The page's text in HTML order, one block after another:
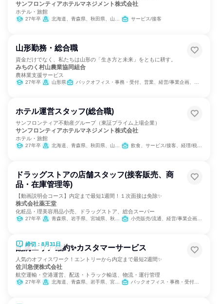
サンフロンティアホテルマネジメント株式会社
ホテル・旅館
27年卒 北海道、青森県、秋田県、山形県、茨城県、栃木県、千葉県、新潟県、長野県、愛知県、京都府、大阪府、岡山県、愛媛県、福岡県、熊本県、沖縄県 サービス/接客
山形勤務・総合職
資金だけでなく、私たちは山形の「生き方と未来」をともに耕す。
みちのく村山農業協同組合
農林業支援サービス
27年卒 山形県 バックオフィス・事務・受付、営業、経営/事業企画、医療/福祉専門職、SCM/生産管理/購買/物流、人事、総務、組織運営管理・公務員・事務系職種
ホテル運営スタッフ(総合職)
サンフロンティア不動産グループ（東証プライム上場企業）
サンフロンティアホテルマネジメント株式会社
ホテル・旅館
27年卒 北海道、青森県、秋田県、山形県、茨城県、栃木県、千葉県、新潟県、長野県、愛知県、京都府、大阪府、兵庫県、岡山県、愛媛県、福岡県、熊本県、沖縄県 飲食、サービス/接客、経理/税務/財務
ドラッグストアの店舗スタッフ(接客販売、商
品・在庫管理等)
【動画説明会コース】内定まで最短1週間！１次面接は免除✨
株式会社薬王堂
化粧品・理美容用品小売、ドラッグストア、総合スーパー
27年卒 青森県、岩手県、宮城県、秋田県、山形県、福島県、茨城県、栃木県 小売販売/流通、経営/事業企画、医薬品専門職
締切：8月31日
配属エリア確約✨カスタマーサービス
人気のオフィスワーク！エントリーから内定まで最短2週間✨
佐川急便株式会社
航空運輸・空港運営、配送・トラック輸送、物流・運行管理
27年卒 北海道、青森県、岩手県、宮城県、秋田県、山形県、福島県、茨城県、栃木県、群馬県、埼玉県、千葉県、東京都、神奈川県、新潟県、富山県、石川県、福井県、山梨県、長野県、岐阜県、静岡県、愛知県、三重県、滋賀県、京都府、大阪府、兵庫県、奈良県、和歌山県、鳥取県、島根県、岡山県、広島県、山口県、徳島県、香川県、愛媛県、高知県、福岡県、佐賀県、長崎県、熊本県、大分県、宮崎県、鹿児島県、沖縄県 バックオフィス・事務・受付、交通/運輸、SCM/生産管理/購買/物流